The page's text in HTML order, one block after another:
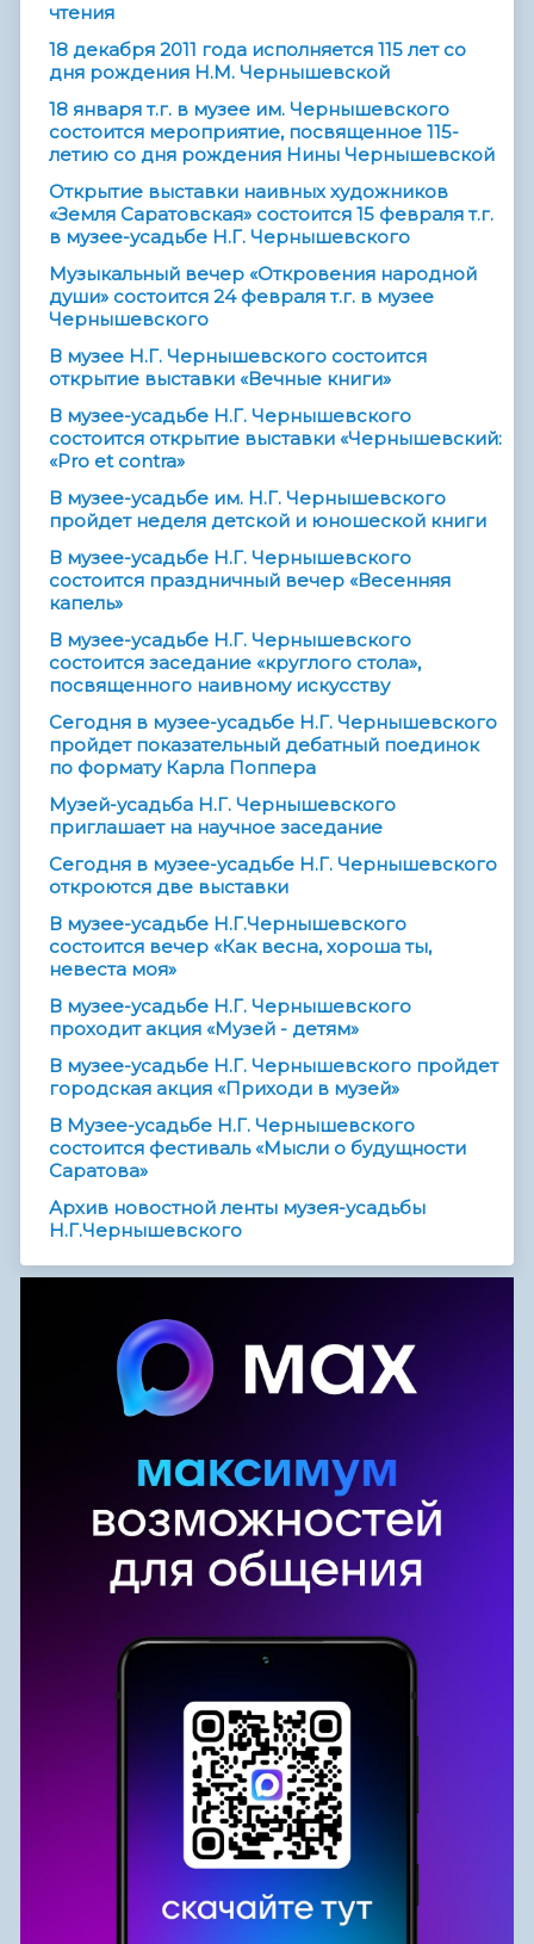
чтения
18 декабря 2011 года исполняется 115 лет со
дня рождения Н.М. Чернышевской
18 января т.г. в музее им. Чернышевского
состоится мероприятие, посвященное 115-
летию со дня рождения Нины Чернышевской
Открытие выставки наивных художников
«Земля Саратовская» состоится 15 февраля т.г.
в музее-усадьбе Н.Г. Чернышевского
Музыкальный вечер «Откровения народной
души» состоится 24 февраля т.г. в музее
Чернышевского
В музее Н.Г. Чернышевского состоится
открытие выставки «Вечные книги»
В музее-усадьбе Н.Г. Чернышевского
состоится открытие выставки «Чернышевский:
«Pro et contra»
В музее-усадьбе им. Н.Г. Чернышевского
пройдет неделя детской и юношеской книги
В музее-усадьбе Н.Г. Чернышевского
состоится праздничный вечер «Весенняя
капель»
В музее-усадьбе Н.Г. Чернышевского
состоится заседание «круглого стола»,
посвященного наивному искусству
Сегодня в музее-усадьбе Н.Г. Чернышевского
пройдет показательный дебатный поединок
по формату Карла Поппера
Музей-усадьба Н.Г. Чернышевского
приглашает на научное заседание
Сегодня в музее-усадьбе Н.Г. Чернышевского
откроются две выставки
В музее-усадьбе Н.Г.Чернышевского
состоится вечер «Как весна, хороша ты,
невеста моя»
В музее-усадьбе Н.Г. Чернышевского
проходит акция «Музей - детям»
В музее-усадьбе Н.Г. Чернышевского пройдет
городская акция «Приходи в музей»
В Музее-усадьбе Н.Г. Чернышевского
состоится фестиваль «Мысли о будущности
Саратова»
Архив новостной ленты музея-усадьбы
Н.Г.Чернышевского